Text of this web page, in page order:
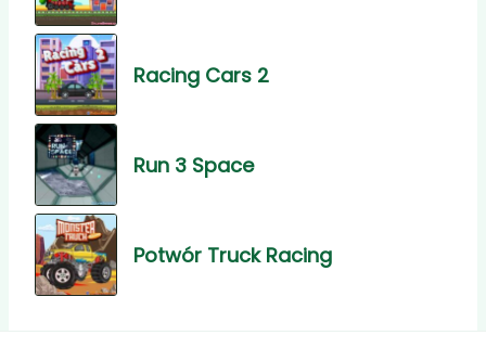
Racing Cars 2
Run 3 Space
Potwór Truck Racing